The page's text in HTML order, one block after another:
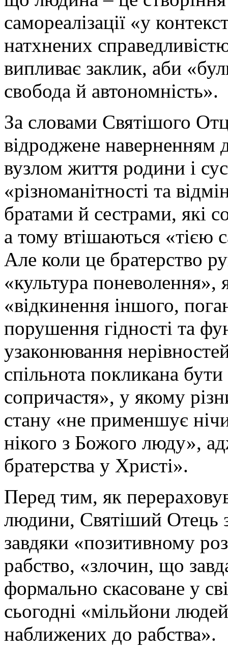
самореалізації «у
натхнених
випливає заклик, аби
свобода й автономність».
За словами Святішого
відроджене
вузлом життя родини і
«різноманітності та
братами й сестрами, які
а тому втішаються «тією
Але коли це братерство
«культура поневолення»,
«відкинення іншого,
порушення гідності та
узаконювання
спільнота покликана
сопричастя», у якому
стану «не применшує
нікого з Божого люду»,
братерства у Христі».
Перед тим, як
людини, Святіший Отець
завдяки «позитивному
рабство, «злочин, що
формально скасоване у
сьогодні «мільйони
наближених до рабства».